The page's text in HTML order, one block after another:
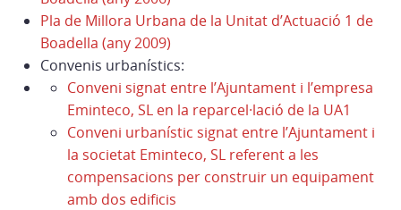
Pla de Millora Urbana de la Unitat d’Actuació 1 de
Boadella (any 2009)
Convenis urbanístics:
Conveni signat entre l’Ajuntament i l’empresa
Eminteco, SL en la reparcel·lació de la UA1
Conveni urbanístic signat entre l’Ajuntament i
la societat Eminteco, SL referent a les
compensacions per construir un equipament
amb dos edificis